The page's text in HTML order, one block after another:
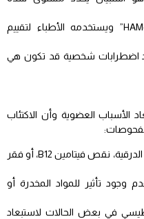
مقياس هاميلتون للاكتئاب “HAM-D” ويستخدمه الأطباء لتقييم
اضطرابات شخصية قد تكون هي
الأسباب العضوية وأن الاكتئاب
تحاليل الدم لفحص وظائف الغدة الدرقية، نقص فيتامين B12، أو فقر
تأثير للمواد المخدرة أو
في بعض الحالات لاستبعاد